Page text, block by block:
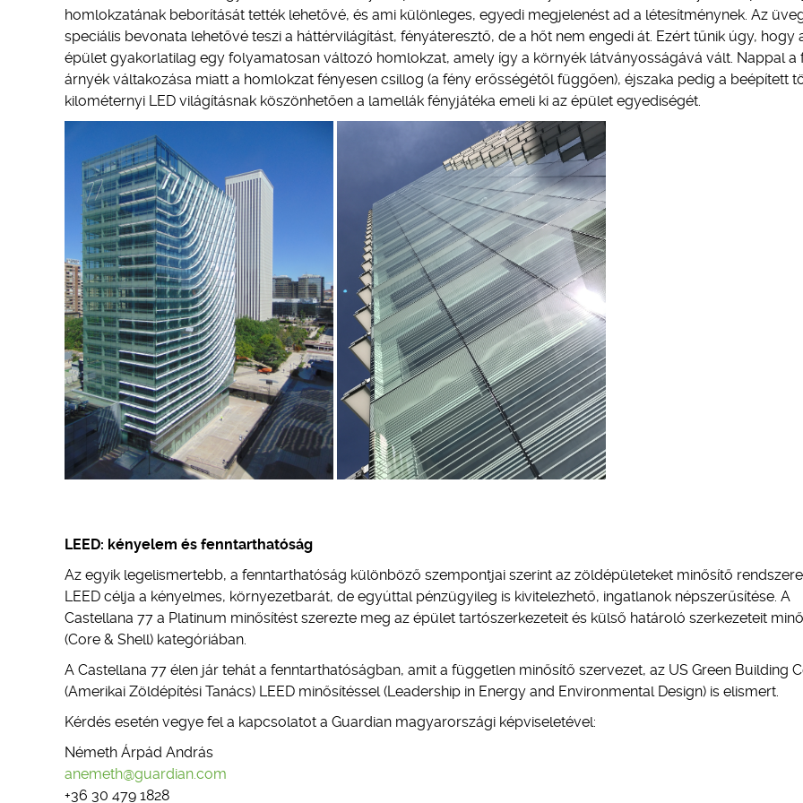
homlokzatának beborítását tették lehetővé, és ami különleges, egyedi megjelenést ad a létesítménynek. Az
speciális bevonata lehetővé teszi a háttérvilágítást, fényáteresztő, de a hőt nem engedi át. Ezért tűnik úgy, hogy
épület gyakorlatilag egy folyamatosan változó homlokzat, amely így a környék látványosságává vált. Nappal a
árnyék váltakozása miatt a homlokzat fényesen csillog (a fény erősségétől függően), éjszaka pedig a beépített
kilométernyi LED világításnak köszönhetően a lamellák fényjátéka emeli ki az épület egyediségét.
LEED: kényelem és fenntarthatóság
Az egyik legelismertebb, a fenntarthatóság különböző szempontjai szerint az zöldépületeket minősítő
LEED célja a kényelmes, környezetbarát, de egyúttal pénzügyileg is kivitelezhető, ingatlanok népszerűsítése. A
Castellana 77 a Platinum minősítést szerezte meg az épület tartószerkezeteit és külső határoló szerkezeteit
(Core & Shell) kategóriában.
A Castellana 77 élen jár tehát a fenntarthatóságban, amit a független minősítő szervezet, az US Green Building
(Amerikai Zöldépítési Tanács) LEED minősítéssel (Leadership in Energy and Environmental Design) is elismert.
Kérdés esetén vegye fel a kapcsolatot a Guardian magyarországi képviseletével:
Németh Árpád András
anemeth@guardian.com
+36 30 479 1828